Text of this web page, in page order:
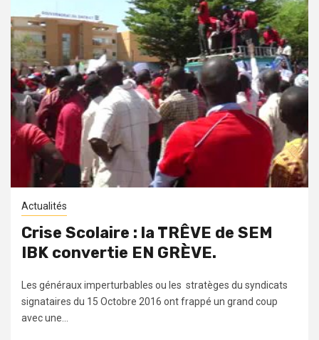
Actualités
Crise Scolaire : la TRÊVE de SEM
IBK convertie EN GRÈVE.
Les généraux imperturbables ou les stratèges du syndicats
signataires du 15 Octobre 2016 ont frappé un grand coup
avec une...